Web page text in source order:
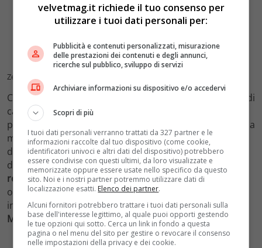
Zendaya e Sydney Sweeney. Crediti: Instagram
Così come anche
ha cambiato colore di
capelli.L’attriceinterpreta
personaggio che ha sicuramente diviso i telespettatori a
metà nel corso della seconda stagione. Ma, lontana
dalle luci del set, l’attrice che presto si sposerà ha
deciso di cambiare colore di capelli optando per un
rosso luminoso. Ha sfoggiato la nuova capigliatura in
occasione degliIndependent Spirit Awards 2022
indossando un tubino silver con fiori in rilievo diMiu
Miu
velvetmag.it richiede il tuo consenso per
utilizzare i tuoi dati personali per:
Pubblicità e contenuti personalizzati, misurazione
delle prestazioni dei contenuti e degli annunci,
ricerche sul pubblico, sviluppo di servizi
Archiviare informazioni su dispositivo e/o accedervi
Scopri di più
I tuoi dati personali verranno trattati da 327 partner e le
informazioni raccolte dal tuo dispositivo (come cookie,
identificatori univoci e altri dati del dispositivo) potrebbero
essere condivise con questi ultimi, da loro visualizzate e
memorizzate oppure essere usate nello specifico da questo
sito. Noi e i nostri partner potremmo utilizzare dati di
localizzazione esatti. Elenco dei partner.
Alcuni fornitori potrebbero trattare i tuoi dati personali sulla
base dell'interesse legittimo, al quale puoi opporti gestendo
le tue opzioni qui sotto. Cerca un link in fondo a questa
pagina o nel menu del sito per gestire o revocare il consenso
nelle impostazioni della privacy e dei cookie.